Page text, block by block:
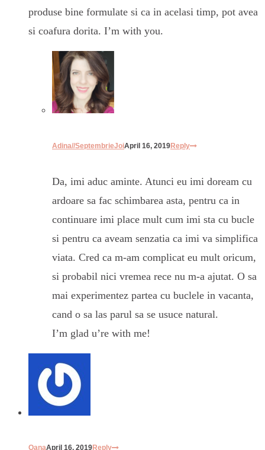
produse bine formulate si ca in acelasi timp, pot avea
si coafura dorita. I’m with you.
Adina//SeptembrieJoiApril 16, 2019Reply
Da, imi aduc aminte. Atunci eu imi doream cu
ardoare sa fac schimbarea asta, pentru ca in
continuare imi place mult cum imi sta cu bucle
si pentru ca aveam senzatia ca imi va simplifica
viata. Cred ca m-am complicat eu mult oricum,
si probabil nici vremea rece nu m-a ajutat. O sa
mai experimentez partea cu buclele in vacanta,
cand o sa las parul sa se usuce natural.
I’m glad u’re with me!
OanaApril 16, 2019Reply